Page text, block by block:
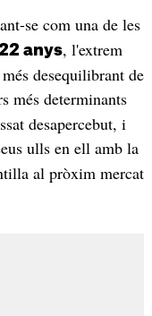
se com una de les
anys, l'extrem
desequilibrant de
més determinants
desapercebut, i
ulls en ell amb la
al pròxim mercat